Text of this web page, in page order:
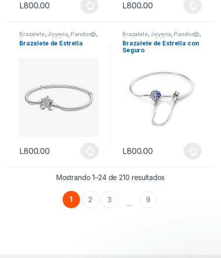
L800.00
Este producto tiene múltiples variantes. Las opciones se
L800.00
Este producto tiene múltiples
Brazalete, Joyeria, Pandor@,
Vestimenta & Moda
Brazalete de Estrella
L800.00
Este producto tiene múltiples variantes. Las opciones se
Brazalete, Joyeria, Pandor@,
Vestimenta & Moda
Brazalete de Estrella con
Seguro
L800.00
Este producto tiene múltiples
Mostrando 1–24 de 210 resultados
1 2 3 … 9